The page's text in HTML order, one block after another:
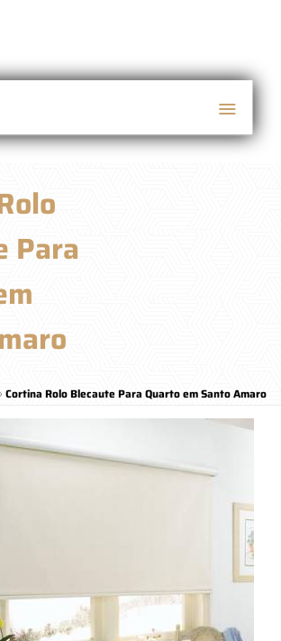
Para
Cortina Rolo Blecaute Para Quarto em Santo Amaro